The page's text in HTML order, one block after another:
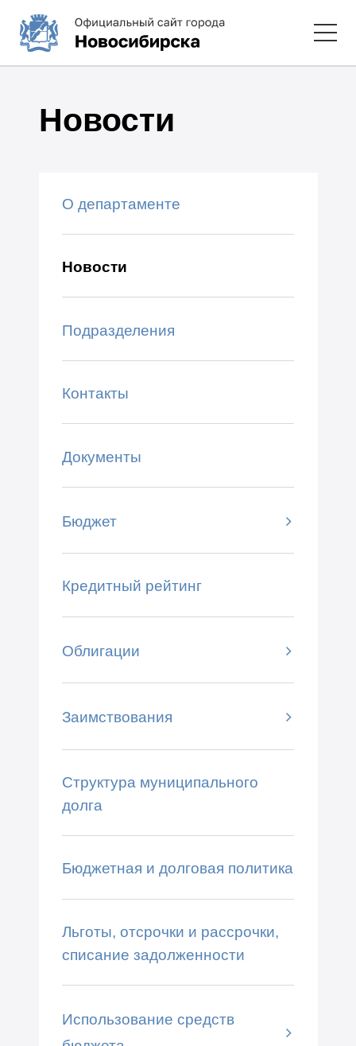
Новости
О департаменте
Новости
Подразделения
Контакты
Документы
Бюджет
Кредитный рейтинг
Облигации
Заимствования
Структура муниципального
долга
Бюджетная и долговая политика
Льготы, отсрочки и рассрочки,
списание задолженности
Использование средств